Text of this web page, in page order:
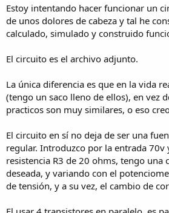
Estoy intentando hacer funcionar un
de unos dolores de cabeza y tal he
calculado, simulado y construido
El circuito es el archivo adjunto.
La única diferencia es que en la vida
(tengo un saco lleno de ellos), en vez
practicos son muy similares, o eso
El circuito en sí no deja de ser una
regular. Introduzco por la entrada 70v
resistencia R3 de 20 ohms, tengo una
deseada, y variando con el
de tensión, y a su vez, el cambio de